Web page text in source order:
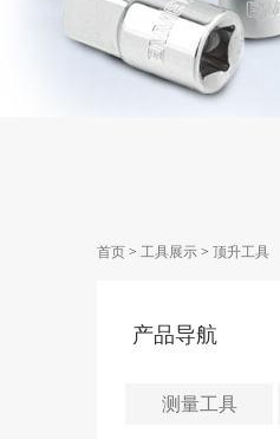
首页 > 工具展示 > 顶升工具
产品导航
测量工具